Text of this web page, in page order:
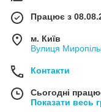
Працює з
м. Київ
Вулиця
Контакти
Сьогодні
Показати весь